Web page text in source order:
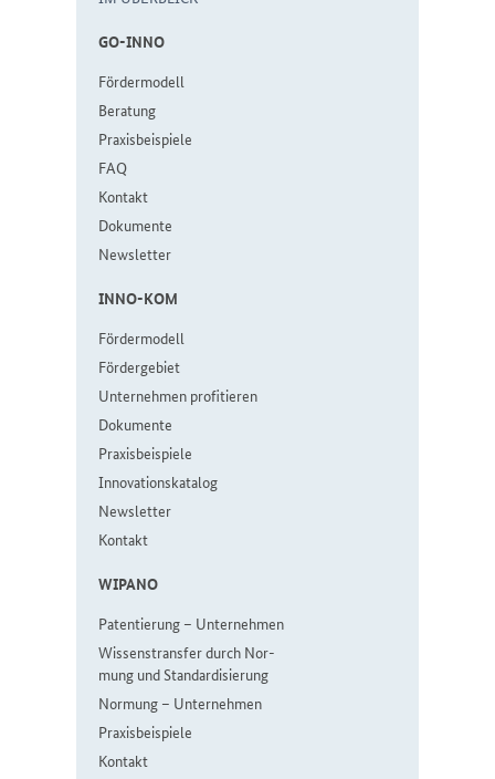
GO-IN­NO
För­der­mo­dell
Be­ra­tung
Pra­xis­bei­spie­le
FAQ
Kon­takt
Do­ku­men­te
Newslet­ter
IN­NO-KOM
För­der­mo­dell
För­der­ge­biet
Un­ter­neh­men pro­fi­tie­ren
Do­ku­men­te
Pra­xis­bei­spie­le
In­no­va­ti­ons­ka­ta­log
Newslet­ter
Kon­takt
WI­PA­NO
Pa­ten­tie­rung – Un­ter­neh­men
Wis­sen­strans­fer durch Nor­
mung und Stan­dar­di­sie­rung
Nor­mung ­– Un­ter­neh­men
Pra­xis­bei­spie­le
Kon­takt